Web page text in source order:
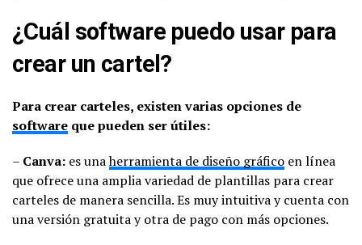
¿Cuál software puedo usar para
crear un cartel?
Para crear carteles, existen varias opciones de
software que pueden ser útiles:
– Canva: es unaherramienta de diseño gráfico en línea
que ofrece una amplia variedad de plantillas para crear
carteles de manera sencilla. Es muy intuitiva y cuenta con
una versión gratuita y otra de pago con más opciones.